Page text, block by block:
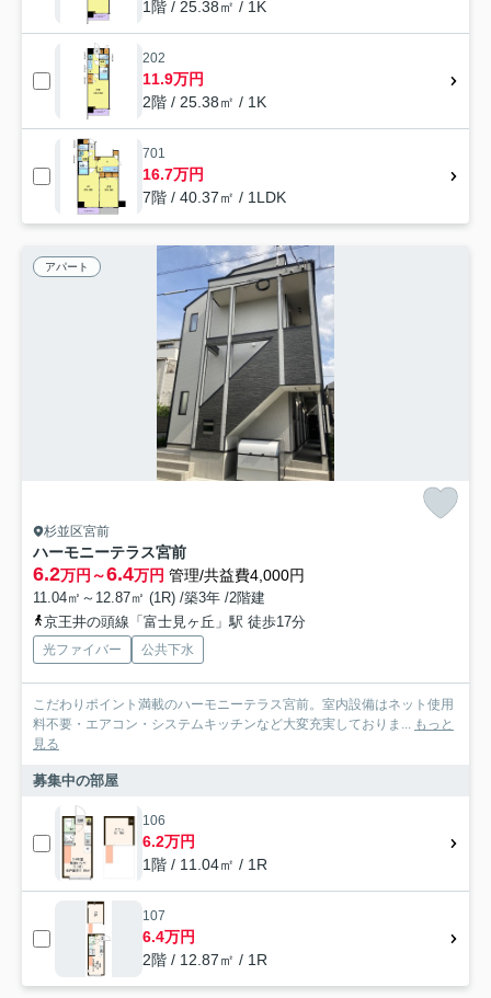
1階 / 25.38㎡ / 1K
202
11.9万円
2階 / 25.38㎡ / 1K
701
16.7万円
7階 / 40.37㎡ / 1LDK
アパート
杉並区宮前
ハーモニーテラス宮前
6.2万円～6.4万円 管理/共益費4,000円
11.04㎡～12.87㎡ (1R) /築3年 /2階建
京王井の頭線「富士見ヶ丘」駅 徒歩17分
光ファイバー 公共下水
こだわりポイント満載のハーモニーテラス宮前。室内設備はネット使用
料不要・エアコン・システムキッチンなど大変充実しておりま... もっと
見る
募集中の部屋
106
6.2万円
1階 / 11.04㎡ / 1R
107
6.4万円
2階 / 12.87㎡ / 1R